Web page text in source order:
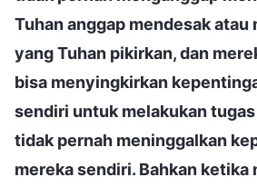
Tuhan anggap mendesak atau
yang Tuhan pikirkan, dan
bisa menyingkirkan
sendiri untuk melakukan
tidak pernah meninggalkan
mereka sendiri. Bahkan ketika